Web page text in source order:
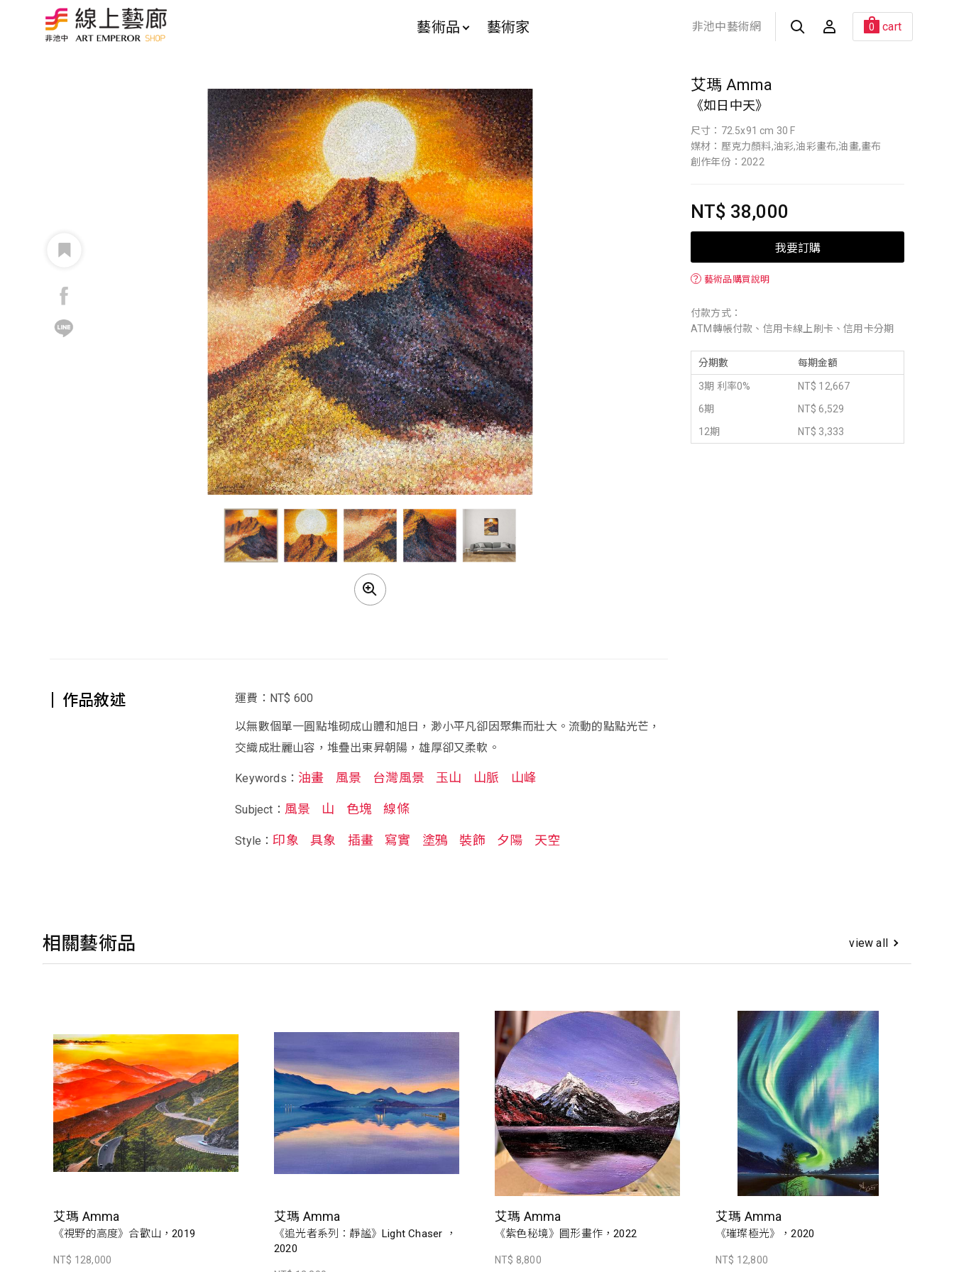
藝術品 藝術家 非池中藝術網 0 cart
艾瑪 Amma
《如日中天》
尺寸：72.5x91 cm 30 F
媒材：壓克力顏料,油彩,油彩畫布,油畫,畫布
創作年份：2022
NT$ 38,000
我要訂購
？ 藝術品購買說明
付款方式：
ATM轉帳付款、信用卡線上刷卡、信用卡分期
分期數 每期金額
3期 利率0%
NT$ 12,667
6期
NT$ 6,529
12期
NT$ 3,333
作品敘述 運費：NT$ 600
以無數個單一圓點堆砌成山體和旭日，渺小平凡卻因聚集而壯大。流動的點點光芒，
交織成壯麗山容，堆疊出東昇朝陽，雄厚卻又柔軟。
Keywords： 油畫 風景 台灣風景 玉山 山脈 山峰
Subject： 風景 山 色塊 線條
Style：印象 具象 插畫 寫實 塗鴉 裝飾 夕陽 天空
相關藝術品 view all
艾瑪 Amma
《視野的高度》合歡山，2019
NT$ 128,000
艾瑪 Amma
《追光者系列：靜謐》Light Chaser ，
2020
艾瑪 Amma
《紫色秘境》圓形畫作，2022
NT$ 8,800
艾瑪 Amma
《璀璨極光》，2020
NT$ 12,800